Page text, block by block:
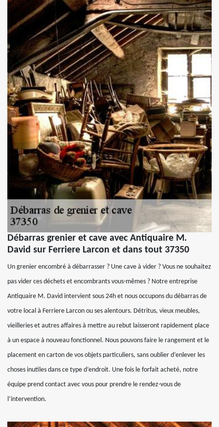
Débarras grenier et cave avec Antiquaire M.
David sur Ferriere Larcon et dans tout 37350
Un grenier encombré à débarrasser ? Une cave à vider ? Vous ne souhaitez
pas vider ces déchets et encombrants vous-mêmes ? Notre entreprise
Antiquaire M. David intervient sous 24h et nous occupons du débarras de
votre local à Ferriere Larcon ou ses alentours. Détritus, vieux meubles,
vieilleries et autres affaires à mettre au rebut laisseront rapidement place
à un espace à nouveau fonctionnel. Nous pouvons faire le rangement et le
placement en carton de vos objets particuliers, sans oublier d’enlever les
choses inutiles dans ce type d’endroit. Une fois le forfait acheté, notre
équipe prend contact avec vous pour prendre le rendez-vous de
l’intervention.